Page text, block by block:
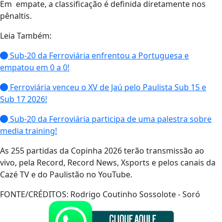
Em empate, a classificação é definida diretamente nos
pênaltis.
Leia Também:
Sub-20 da Ferroviária enfrentou a Portuguesa e
empatou em 0 a 0!
Ferroviária venceu o XV de Jaú pelo Paulista Sub 15 e
Sub 17 2026!
Sub-20 da Ferroviária participa de uma palestra sobre
media training!
As 255 partidas da Copinha 2026 terão transmissão ao
vivo, pela Record, Record News, Xsports e pelos canais da
Cazé TV e do Paulistão no YouTube.
FONTE/CRÉDITOS: Rodrigo Coutinho Sossolote - Soró